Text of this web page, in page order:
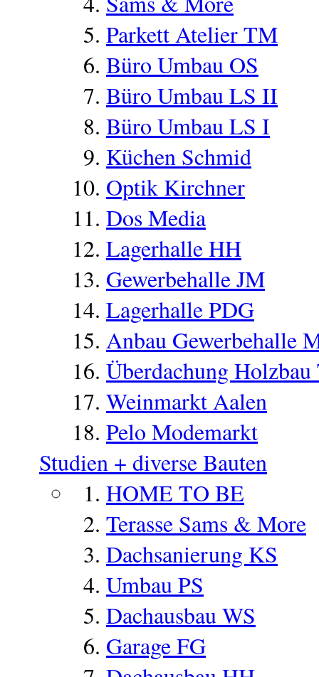
Parkett Atelier TM
Büro Umbau OS
Büro Umbau LS II
Büro Umbau LS I
Küchen Schmid
Optik Kirchner
Dos Media
Lagerhalle HH
Gewerbehalle JM
Lagerhalle PDG
Anbau Gewerbehalle
Überdachung
Weinmarkt Aalen
Pelo Modemarkt
Studien + diverse Bauten
HOME TO BE
Terasse Sams & More
Dachsanierung KS
Umbau PS
Dachausbau WS
Garage FG